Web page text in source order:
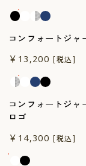
コンフォートジ
￥13,200 [税込]
一般医療機器
コンフォートジャ
ロゴ
￥14,300 [税込]
一般医療機器